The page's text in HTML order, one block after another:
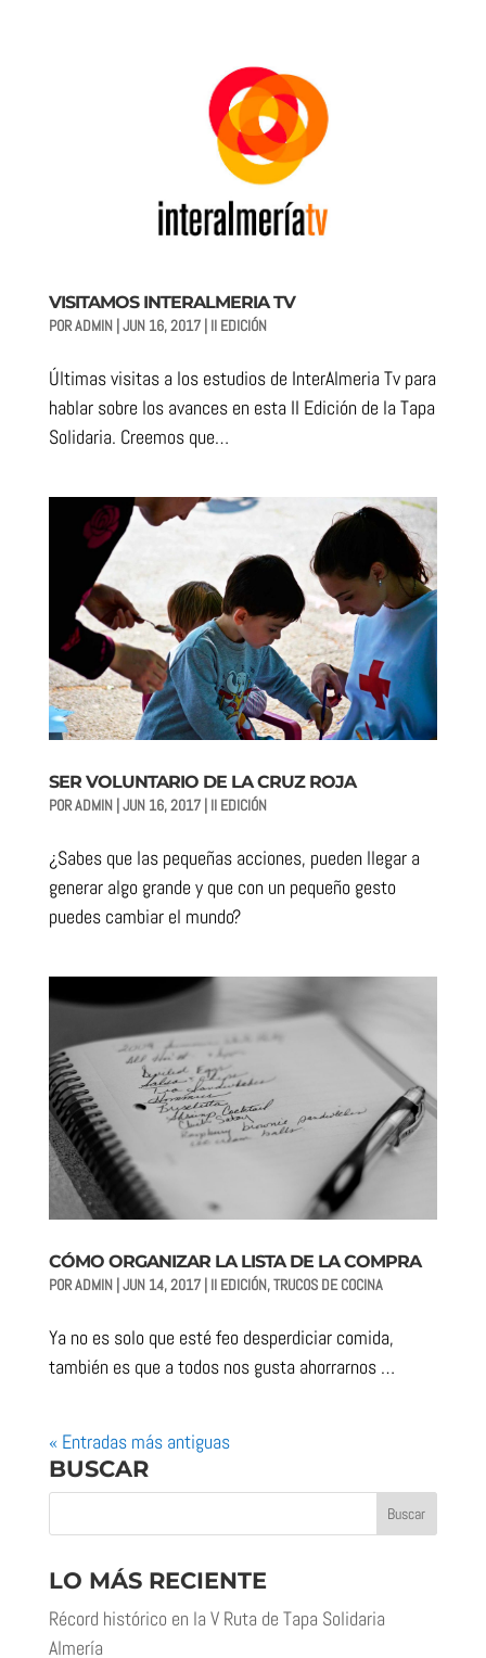
VISITAMOS INTERALMERIA TV
PORADMIN|JUN 16, 2017| II EDICIÓN
Últimas visitas a los estudios de InterAlmeria Tv para
hablar sobre los avances en esta II Edición de la Tapa
Solidaria. Creemos que…
SER VOLUNTARIO DE LA CRUZ ROJA
PORADMIN|JUN 16, 2017| II EDICIÓN
¿Sabes que las pequeñas acciones, pueden llegar a
generar algo grande y que con un pequeño gesto
puedes cambiar el mundo?
CÓMO ORGANIZAR LA LISTA DE LA COMPRA
PORADMIN|JUN 14, 2017| II EDICIÓN,TRUCOS DE COCINA
Ya no es solo que esté feo desperdiciar comida,
también es que a todos nos gusta ahorrarnos …
« Entradas más antiguas
BUSCAR
LO MÁS RECIENTE
Récord histórico en la V Ruta de Tapa Solidaria
Almería